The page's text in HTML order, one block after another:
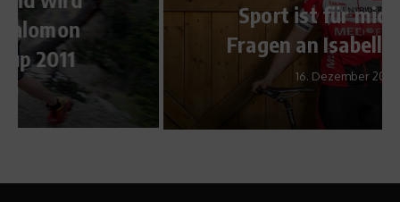
Sport ist für mich… – 10
Fragen an Isabelle Boberg